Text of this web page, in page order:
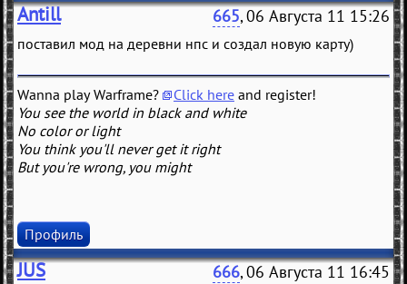
Antill 665, 06 Августа 11 15:26
поставил мод на деревни нпс и создал новую карту)
Wanna play Warframe? Click here and register!
You see the world in black and white
No color or light
You think you'll never get it right
But you're wrong, you might
Профиль
JUS 666, 06 Августа 11 16:45